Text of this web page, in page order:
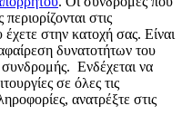
στις
στην κατοχή σας. Είναι
δυνατοτήτων του
συνδρομής. Ενδέχεται να
σε όλες τις
ανατρέξτε στις